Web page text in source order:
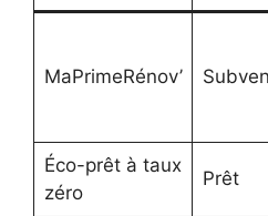
MaPrimeRénov’
Éco-prêt à taux
zéro
Prêt